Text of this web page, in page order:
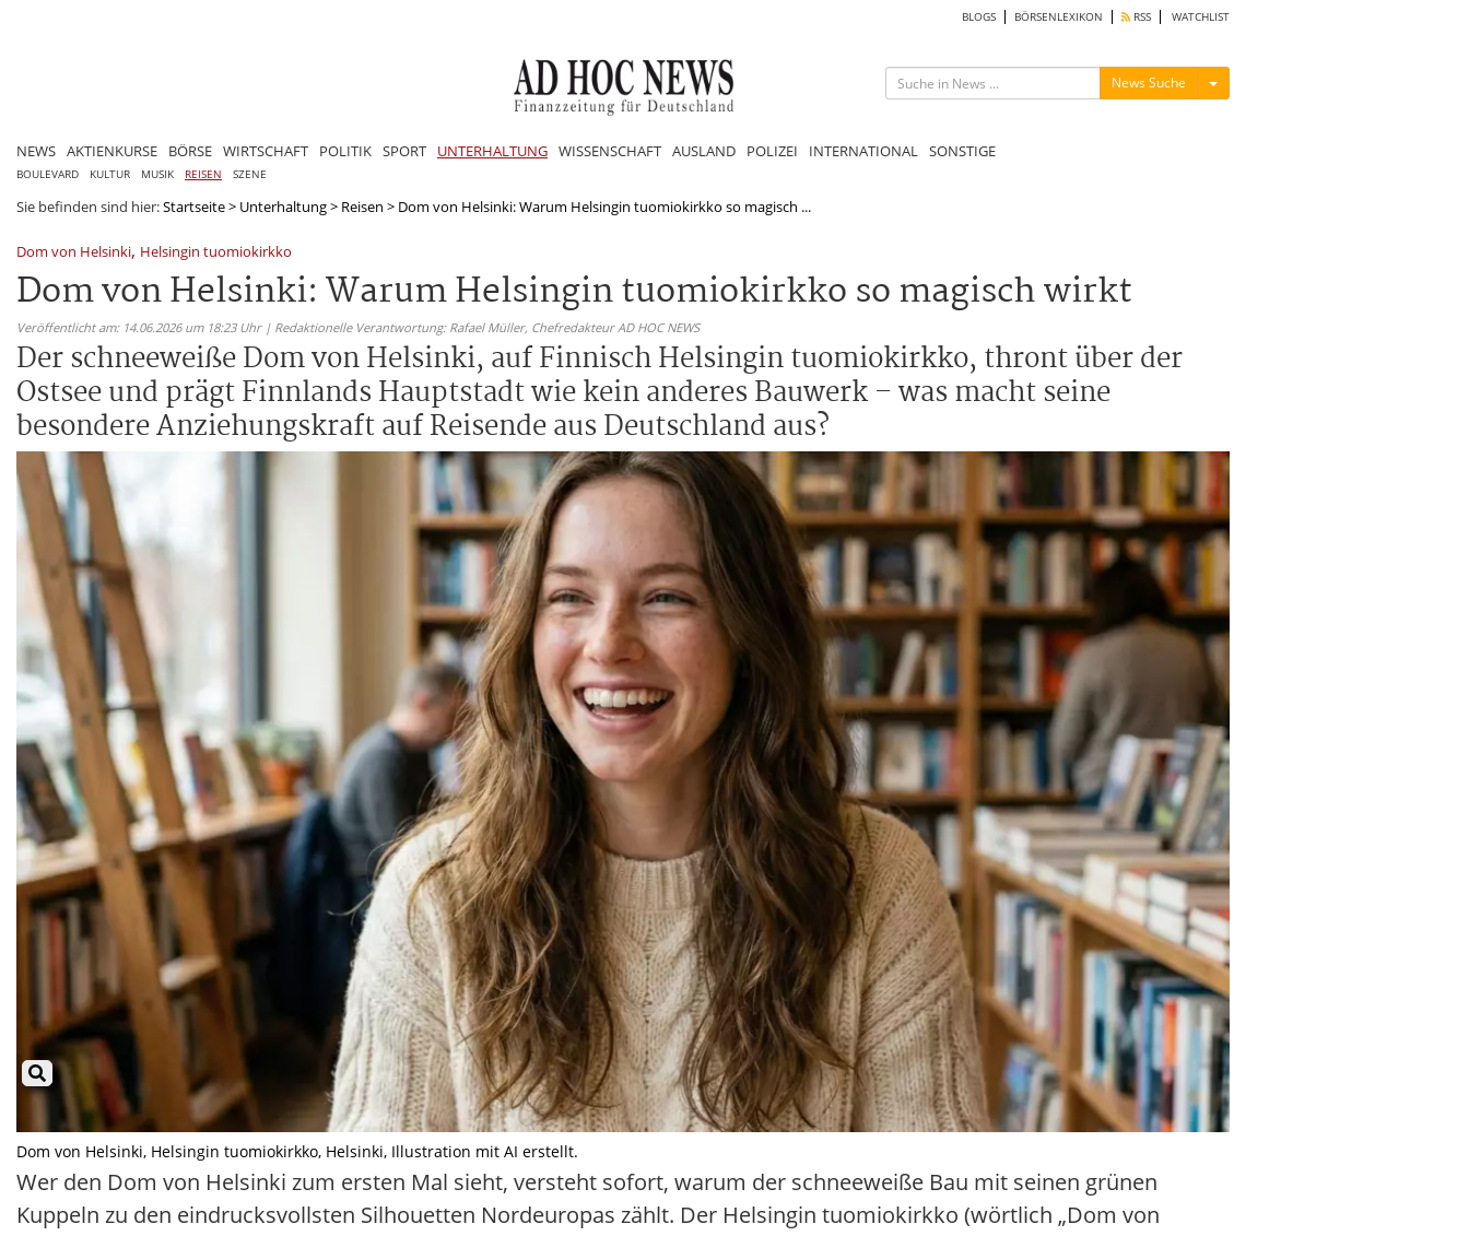
BLOGS BÖRSENLEXIKON RSS WATCHLIST
News Suche Menü ein-/ausblenden
NEWS AKTIENKURSE BÖRSE WIRTSCHAFT POLITIK SPORT UNTERHALTUNG WISSENSCHAFT AUSLAND POLIZEI INTERNATIONAL SONSTIGE
BOULEVARD KULTUR MUSIK REISEN SZENE
Sie befinden sind hier:Startseite> Unterhaltung> Reisen > Dom von Helsinki: Warum Helsingin tuomiokirkko so magisch ...
Dom von Helsinki, Helsingin tuomiokirkko
Dom von Helsinki: Warum Helsingin tuomiokirkko so magisch wirkt
Veröffentlicht am: 14.06.2026 um 18:23 Uhr | Redaktionelle Verantwortung: Rafael Müller, Chefredakteur AD HOC NEWS
Der schneeweiße Dom von Helsinki, auf Finnisch Helsingin tuomiokirkko, thront über der
Ostsee und prägt Finnlands Hauptstadt wie kein anderes Bauwerk – was macht seine
besondere Anziehungskraft auf Reisende aus Deutschland aus?
Dom von Helsinki, Helsingin tuomiokirkko, Helsinki, Illustration mit AI erstellt.
Wer den Dom von Helsinki zum ersten Mal sieht, versteht sofort, warum der schneeweiße Bau mit seinen grünen
Kuppeln zu den eindrucksvollsten Silhouetten Nordeuropas zählt. Der Helsingin tuomiokirkko (wörtlich „Dom von